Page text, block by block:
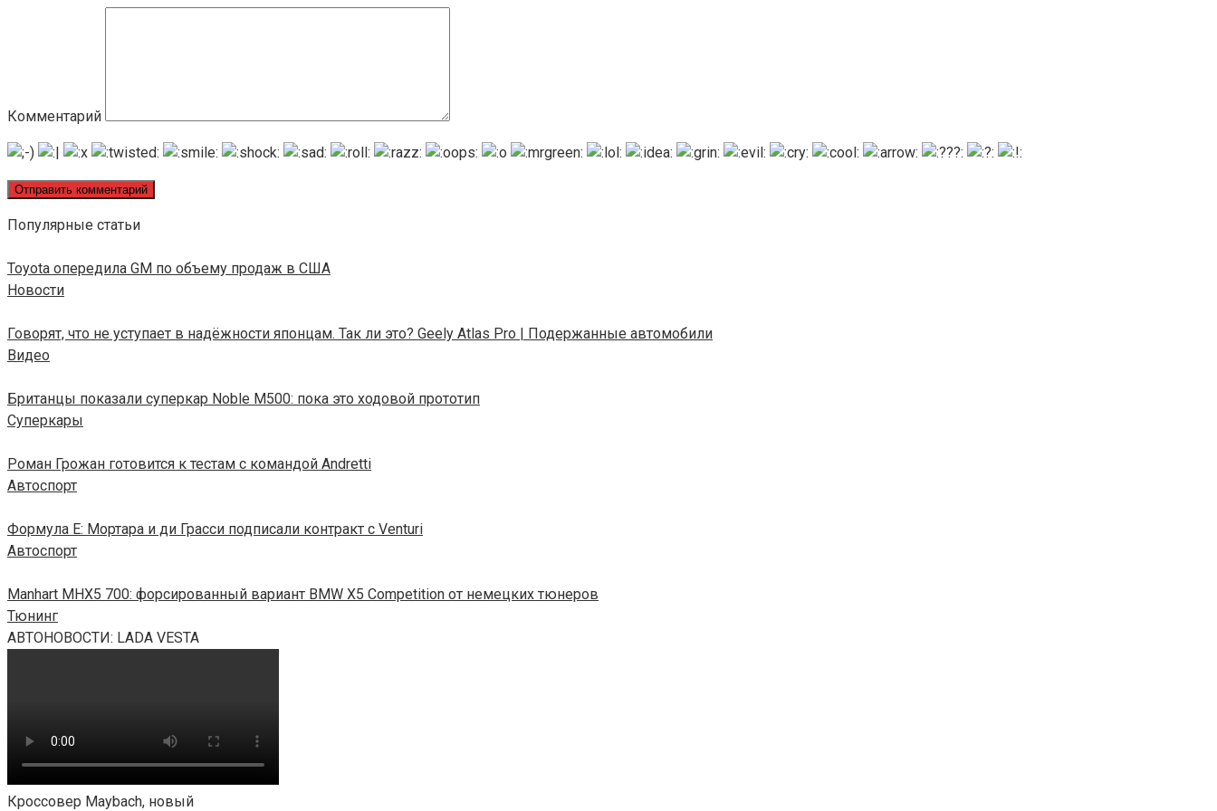
Комментарий
Популярные статьи
Toyota опередила GM по объему продаж в США
Новости
Говорят, что не уступает в надёжности японцам. Так ли это? Geely Atlas Pro | Подержанные автомобили
Видео
Британцы показали суперкар Noble M500: пока это ходовой прототип
Суперкары
Роман Грожан готовится к тестам с командой Andretti
Автоспорт
Формула Е: Мортара и ди Грасси подписали контракт с Venturi
Автоспорт
Manhart MHX5 700: форсированный вариант BMW X5 Competition от немецких тюнеров
Тюнинг
АВТОНОВОСТИ: LADA VESTA
Кроссовер Maybach, новый